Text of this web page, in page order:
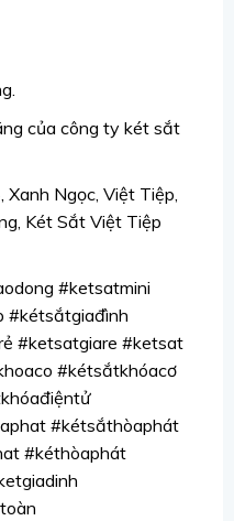
của công ty két sắt
Ngọc, Việt Tiệp,
Két Sắt Việt Tiệp
#ketsatmini
#kétsắtgiađình
#ketsatgiare #ketsat
#kétsắtkhóacơ
#kétsắthòaphát
#kéthòaphát